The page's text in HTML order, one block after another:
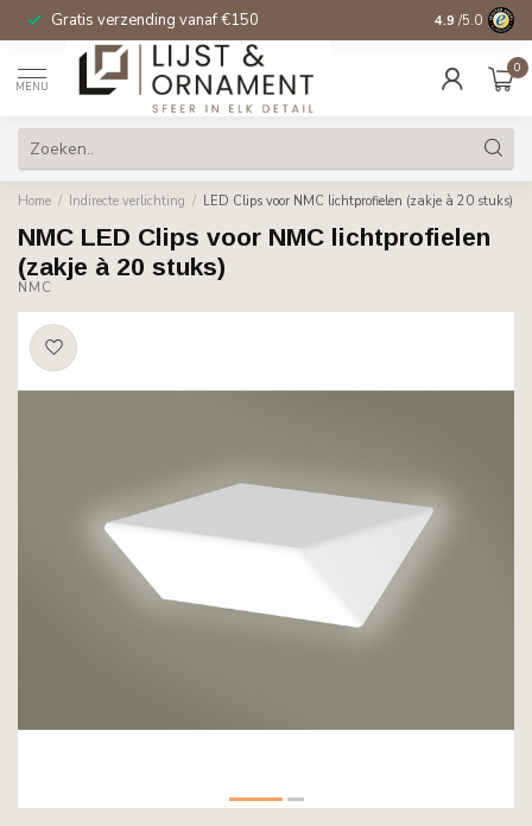
Gratis verzending vanaf €150 14 dagen
4.9 /5.0
MENU
0
Home / Indirecte verlichting / LED Clips voor NMC lichtprofielen (zakje à 20 stuks)
NMC LED Clips voor NMC lichtprofielen
(zakje à 20 stuks)
NMC